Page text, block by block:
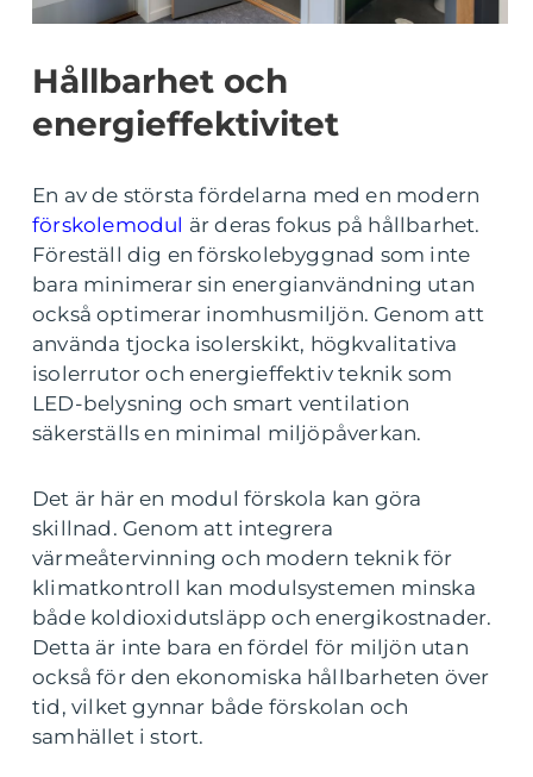
Hållbarhet och
energieffektivitet
En av de största fördelarna med en modern
förskolemodul är deras fokus på hållbarhet.
Föreställ dig en förskolebyggnad som inte
bara minimerar sin energianvändning utan
också optimerar inomhusmiljön. Genom att
använda tjocka isolerskikt, högkvalitativa
isolerrutor och energieffektiv teknik som
LED-belysning och smart ventilation
säkerställs en minimal miljöpåverkan.
Det är här en modul förskola kan göra
skillnad. Genom att integrera
värmeåtervinning och modern teknik för
klimatkontroll kan modulsystemen minska
både koldioxidutsläpp och energikostnader.
Detta är inte bara en fördel för miljön utan
också för den ekonomiska hållbarheten över
tid, vilket gynnar både förskolan och
samhället i stort.